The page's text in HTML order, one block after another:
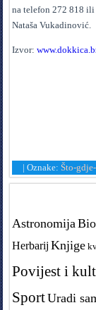
na telefon 272 818
Nataša Vukadinović.
Izvor:
|Oznake:Što-
Astronomija
Herbarij Knjige
Povijest i
SportUradi